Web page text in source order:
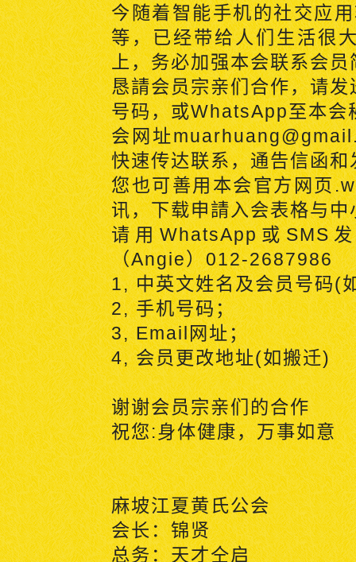
今随着智能手机的社交应
等，已经带给人们生活很
上，务必加强本会联系会
恳請会员宗亲们合作，请
号码，或WhatsApp至本会
会网址
快速传达联系，通告信函
您也可善用本会官方网页
讯，下载申請入会表格与
请用WhatsApp或SMS
（Angie）012-2687986
1,中英文姓名及会员号码(
2,手机号码；
3, Email网址；
4,会员更改地址(如搬迁)
谢谢会员宗亲们的合作
祝您:身体健康，万事如意
麻坡江夏黄氏公会
会长：锦贤
总务：天才仝启